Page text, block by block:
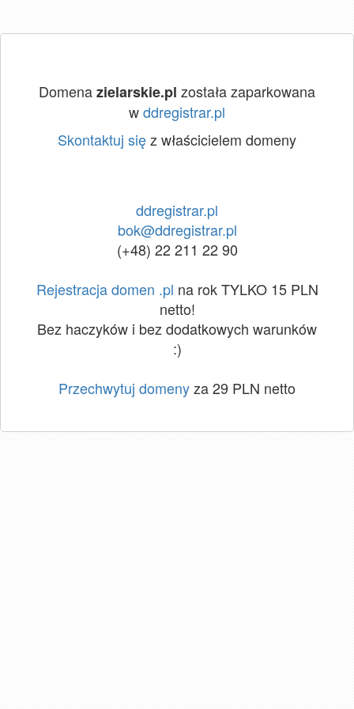
Domenazielarskie.pl została zaparkowana
wddregistrar.pl
Skontaktuj sięz właścicielem domeny
ddregistrar.pl
bok@ddregistrar.pl
(+48) 22 211 22 90
Rejestracja domen .pl na rok TYLKO 15 PLN
netto!
Bez haczyków i bez dodatkowych warunków
:)
Przechwytuj domenyza 29 PLN netto